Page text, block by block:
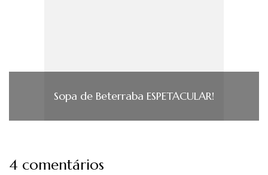
Sopa de Beterraba ESPETACULAR!
4 comentários